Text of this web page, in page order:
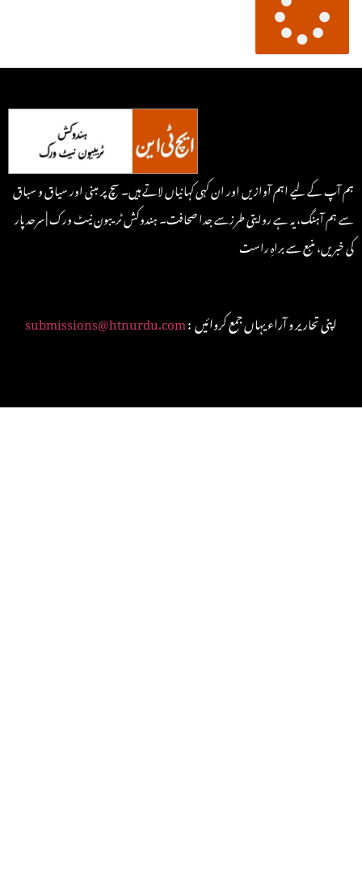
ہم آپ کے لیے اہم آوازیں اور ان کہی کہانیاں لاتے ہیں۔ سچ پر مبنی اور سیاق و سباق
سے ہم آہنگ، یہ ہے روایتی طرزسے جدا صحافت۔ ہندوکش ٹریبون نیٹ ورک | سرحد پار
کی خبریں، منبع سے براہِ راست
submissions@htnurdu.com : اپنی تحاریر و آراء یہاں جمع کروائیں